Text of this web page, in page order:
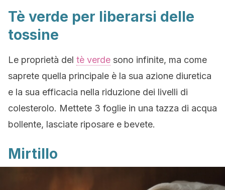
Tè verde per liberarsi delle
tossine
Le proprietà del tè verde sono infinite, ma come
saprete quella principale è la sua azione diuretica
e la sua efficacia nella riduzione dei livelli di
colesterolo. Mettete 3 foglie in una tazza di acqua
bollente, lasciate riposare e bevete.
Mirtillo